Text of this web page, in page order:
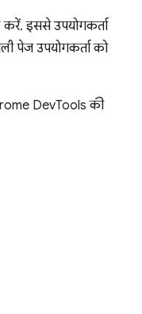
इससे उपयोगकर्ता
पेज उपयोगकर्ता को
DevTools की